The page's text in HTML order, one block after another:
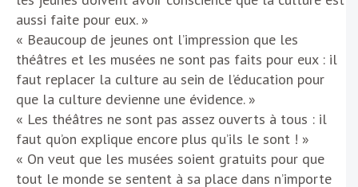
aussi faite pour eux. »
« Beaucoup de jeunes ont l’impression que les
théâtres et les musées ne sont pas faits pour eux : il
faut replacer la culture au sein de l’éducation pour
que la culture devienne une évidence. »
« Les théâtres ne sont pas assez ouverts à tous : il
faut qu’on explique encore plus qu’ils le sont ! »
« On veut que les musées soient gratuits pour que
tout le monde se sentent à sa place dans n’importe